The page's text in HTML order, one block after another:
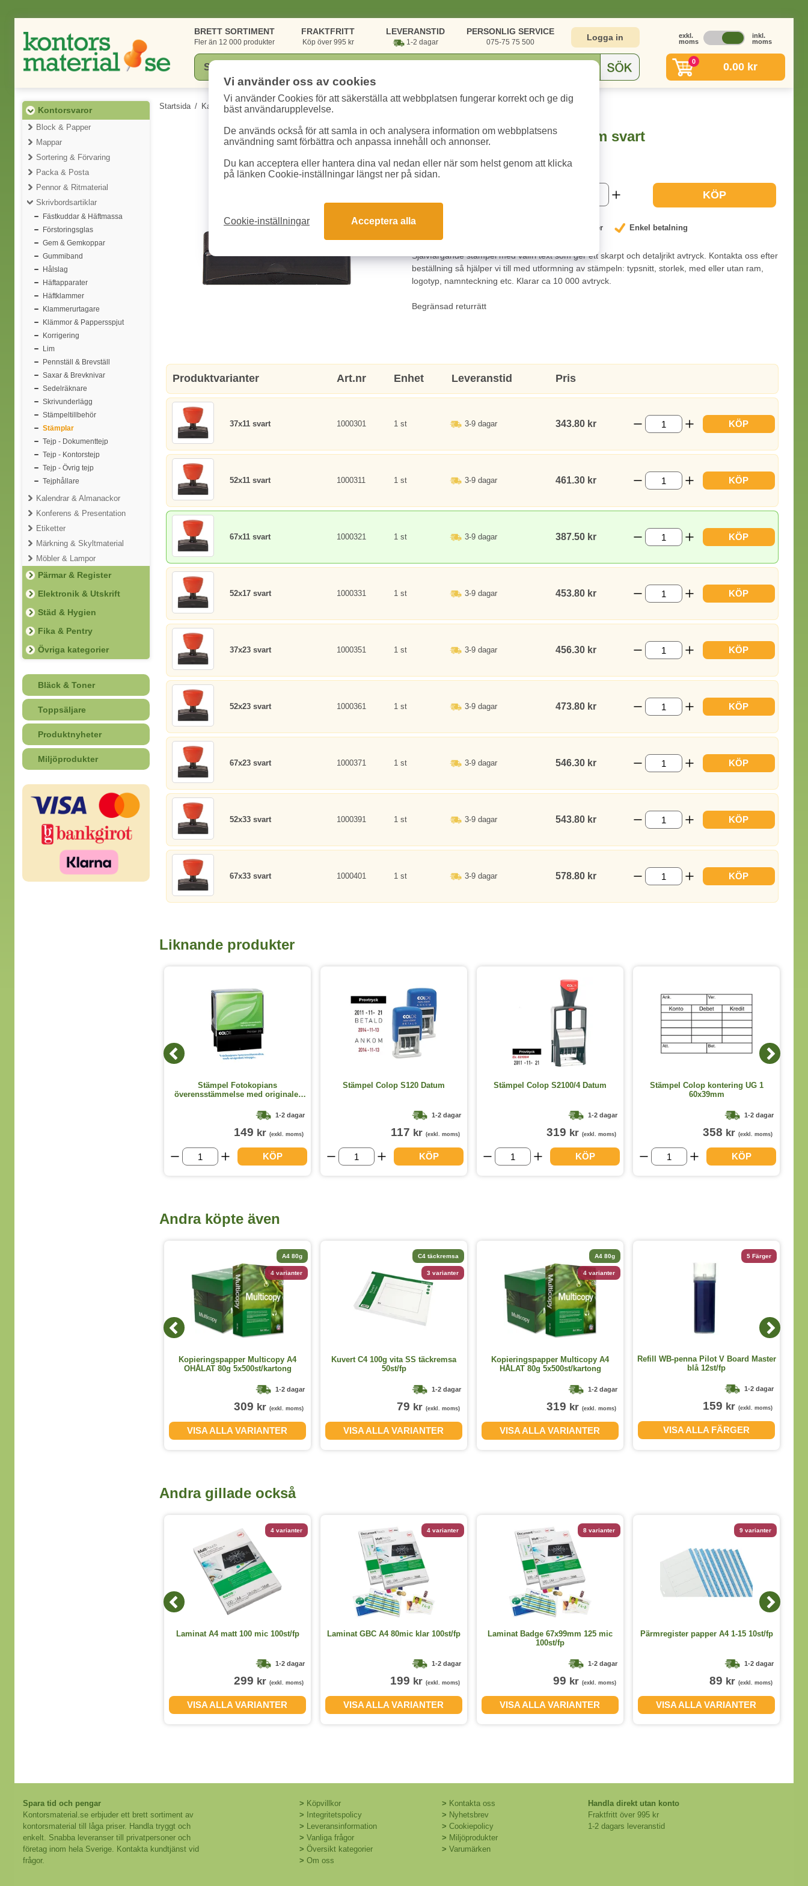
BRETT SORTIMENT
Fler än 12 000 produkter
FRAKTFRITT
Köp över 995 kr
LEVERANSTID
1-2 dagar
PERSONLIG SERVICE
075-75 75 500 Logga in
exkl.
moms
inkl.
moms
0 0.00 kr
Kontorsvaror
Block & Papper
Mappar
Sortering & Förvaring
Packa & Posta
Pennor & Ritmaterial
Skrivbordsartiklar
Fästkuddar & Häftmassa
Förstoringsglas
Gem & Gemkoppar
Gummiband
Hålslag
Häftapparater
Häftklammer
Klammerurtagare
Klämmor & Pappersspjut
Korrigering
Lim
Pennställ & Brevställ
Saxar & Brevknivar
Sedelräknare
Skrivunderlägg
Stämpeltillbehör
Stämplar
Tejp - Dokumenttejp
Tejp - Kontorstejp
Tejp - Övrig tejp
Tejphållare
Kalendrar & Almanackor
Konferens & Presentation
Etiketter
Märkning & Skyltmaterial
Möbler & Lampor
Pärmar & Register
Elektronik & Utskrift
Städ & Hygien
Fika & Pentry
Övriga kategorier
Bläck & Toner
Toppsäljare
Produktnyheter
Miljöprodukter
Startsida / Kategorier / Kontorsvaror / Skrivbordsartiklar Stämpel UniStamp 67x11mm svart
Stämpel UniStamp 67x11mm svart
Art.nr:1000321 Enhet: 1 st 3-9 dagar
KÖP
Garanterat låga priser Enkel betalning
Självfärgande stämpel med valfri text som ger ett skarpt och detaljrikt avtryck. Kontakta oss efter
beställning så hjälper vi till med utformning av stämpeln: typsnitt, storlek, med eller utan ram,
logotyp, namnteckning etc. Klarar ca 10 000 avtryck.
Begränsad returrätt
Produktvarianter Art.nr Enhet Leveranstid Pris
37x11 svart 1000301 1 st 3-9 dagar 343.80 kr KÖP
52x11 svart 1000311 1 st 3-9 dagar 461.30 kr KÖP
67x11 svart 1000321 1 st 3-9 dagar 387.50 kr KÖP
52x17 svart 1000331 1 st 3-9 dagar 453.80 kr KÖP
37x23 svart 1000351 1 st 3-9 dagar 456.30 kr KÖP
52x23 svart 1000361 1 st 3-9 dagar 473.80 kr KÖP
67x23 svart 1000371 1 st 3-9 dagar 546.30 kr KÖP
52x33 svart 1000391 1 st 3-9 dagar 543.80 kr KÖP
67x33 svart 1000401 1 st 3-9 dagar 578.80 kr KÖP
Liknande produkter
Stämpel Fotokopians
överensstämmelse med originalet
1-2 dagar
149 kr (exkl. moms)
KÖP
Stämpel Colop S120 Datum
1-2 dagar
117 kr (exkl. moms)
KÖP
Stämpel Colop S2100/4 Datum
1-2 dagar
319 kr (exkl. moms)
KÖP
Stämpel Colop kontering UG 1
60x39mm
1-2 dagar
358 kr (exkl. moms)
KÖP
Andra köpte även
A4 80g
4 varianter
Kopieringspapper Multicopy A4
OHÅLAT 80g 5x500st/kartong
1-2 dagar
309 kr (exkl. moms)
VISA ALLA VARIANTER
C4 täckremsa
3 varianter
Kuvert C4 100g vita SS täckremsa
50st/fp
1-2 dagar
79 kr (exkl. moms)
VISA ALLA VARIANTER
A4 80g
4 varianter
Kopieringspapper Multicopy A4
HÅLAT 80g 5x500st/kartong
1-2 dagar
319 kr (exkl. moms)
VISA ALLA VARIANTER
5 Färger
Refill WB-penna Pilot V Board Master
blå 12st/fp
1-2 dagar
159 kr (exkl. moms)
VISA ALLA FÄRGER
Andra gillade också
4 varianter
Laminat A4 matt 100 mic 100st/fp
1-2 dagar
299 kr (exkl. moms)
VISA ALLA VARIANTER
4 varianter
Laminat GBC A4 80mic klar 100st/fp
1-2 dagar
199 kr (exkl. moms)
VISA ALLA VARIANTER
8 varianter
Laminat Badge 67x99mm 125 mic
100st/fp
1-2 dagar
99 kr (exkl. moms)
VISA ALLA VARIANTER
9 varianter
Pärmregister papper A4 1-15 10st/fp
1-2 dagar
89 kr (exkl. moms)
VISA ALLA VARIANTER
Spara tid och pengar
Kontorsmaterial.se erbjuder ett brett sortiment av
kontorsmaterial till låga priser. Handla tryggt och
enkelt. Snabba leveranser till privatpersoner och
företag inom hela Sverige. Kontakta kundtjänst vid
frågor.
> Köpvillkor
>
Integritetspolicy
> Leveransinformation
> Vanliga frågor
> Översikt kategorier
> Om oss
> Kontakta oss
> Nyhetsbrev
> Cookiepolicy
> Miljöprodukter
> Varumärken
Handla direkt utan konto
Fraktfritt över 995 kr
1-2 dagars leveranstid
Vi använder oss av cookies
Vi använder Cookies för att säkerställa att webbplatsen fungerar korrekt och ge dig
bäst användarupplevelse.
De används också för att samla in och analysera information om webbplatsens
användning samt förbättra och anpassa innehåll och annonser.
Du kan acceptera eller hantera dina val nedan eller när som helst genom att klicka
på länken Cookie-inställningar längst ner på sidan.
Cookie-inställningar Acceptera alla